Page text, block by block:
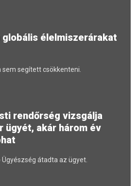
élelmiszerárakat
segített csökkenteni.
rendőrség vizsgálja
ügyét, akár három év
átadta az ügyet.